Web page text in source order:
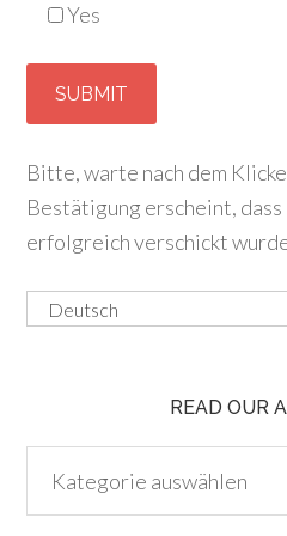
Yes
Bitte, warte nach dem
Bestätigung erscheint, dass
erfolgreich verschickt
Deutsch
READ OUR
articles